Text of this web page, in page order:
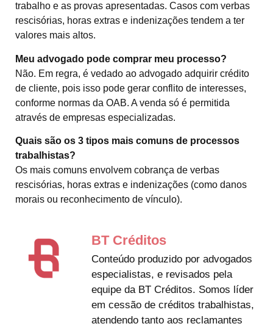
trabalho e as provas apresentadas. Casos com verbas
rescisórias, horas extras e indenizações tendem a ter
valores mais altos.
Meu advogado pode comprar meu processo?
Não. Em regra, é vedado ao advogado adquirir crédito
de cliente, pois isso pode gerar conflito de interesses,
conforme normas da OAB. A venda só é permitida
através de empresas especializadas.
Quais são os 3 tipos mais comuns de processos
trabalhistas?
Os mais comuns envolvem cobrança de verbas
rescisórias, horas extras e indenizações (como danos
morais ou reconhecimento de vínculo).
BT Créditos
Conteúdo produzido por advogados
especialistas, e revisados pela
equipe da BT Créditos. Somos líder
em cessão de créditos trabalhistas,
atendendo tanto aos reclamantes